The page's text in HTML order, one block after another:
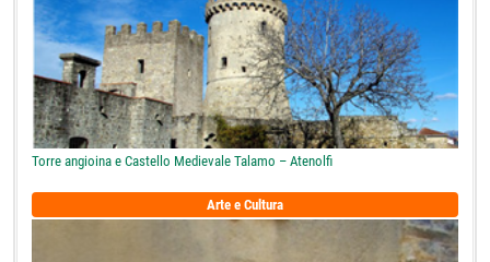
Torre angioina e Castello Medievale Talamo – Atenolfi
Arte e Cultura